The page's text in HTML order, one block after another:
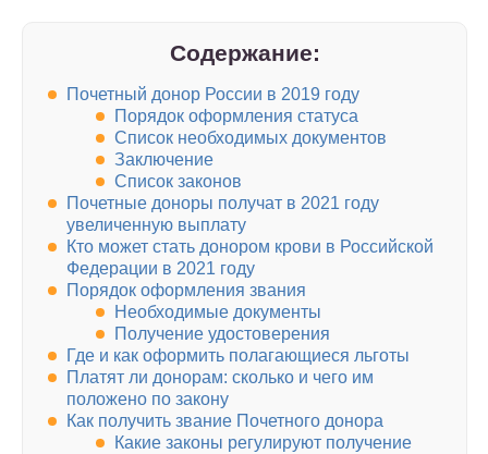
Содержание:
Почетный донор России в 2019 году
Порядок оформления статуса
Список необходимых документов
Заключение
Список законов
Почетные доноры получат в 2021 году
увеличенную выплату
Кто может стать донором крови в Российской
Федерации в 2021 году
Порядок оформления звания
Необходимые документы
Получение удостоверения
Где и как оформить полагающиеся льготы
Платят ли донорам: сколько и чего им
положено по закону
Как получить звание Почетного донора
Какие законы регулируют получение